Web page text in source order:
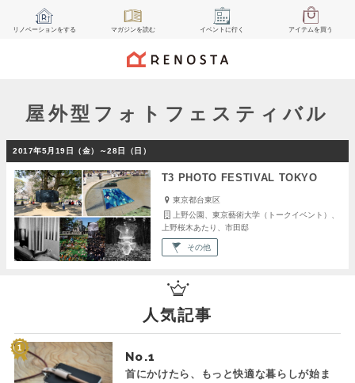
リノベーションをする マガジンを読む イベント に行く アイテムを買う
屋外型フォトフェスティバル
2017年5月19日（金）～28日（日）
T3 PHOTO FESTIVAL TOKYO
東京都台東区
上野公園、東京藝術大学（トークイベント）、
上野桜木あたり、市田邸
その他
人気記事
No.
首にかけたら、もっと快適な暮らしが始ま